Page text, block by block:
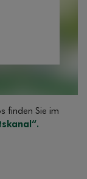
finden Sie im